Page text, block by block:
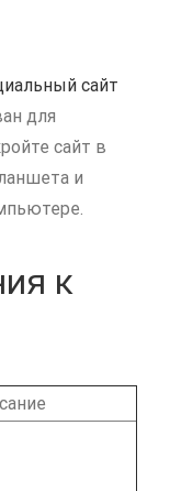
сайт
для
сайт в
и
к